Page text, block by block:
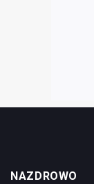
NAZDROWO